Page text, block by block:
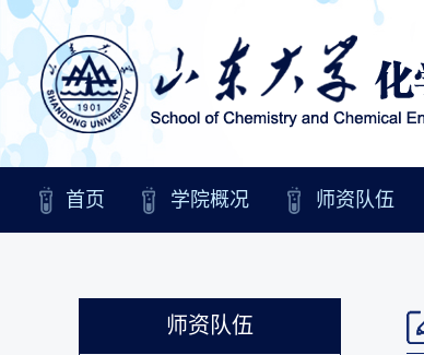
首页 学院概况 师资队伍
师资队伍